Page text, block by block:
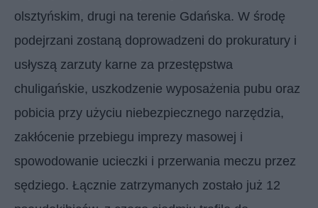
olsztyńskim, drugi na terenie Gdańska. W środę
podejrzani zostaną doprowadzeni do prokuratury i
usłyszą zarzuty karne za przestępstwa
chuligańskie, uszkodzenie wyposażenia pubu oraz
pobicia przy użyciu niebezpiecznego narzędzia,
zakłócenie przebiegu imprezy masowej i
spowodowanie ucieczki i przerwania meczu przez
sędziego. Łącznie zatrzymanych zostało już 12